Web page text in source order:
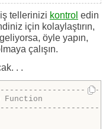
tellerinizi kontrol edin
için kolaylaştırın,
öyle yapın,
çalışın.
. .
Function